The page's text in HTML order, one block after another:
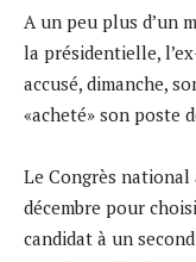
A un peu plus d’un
la présidentielle,
accusé, dimanche,
«acheté» son poste
Le Congrès
décembre pour
candidat à un